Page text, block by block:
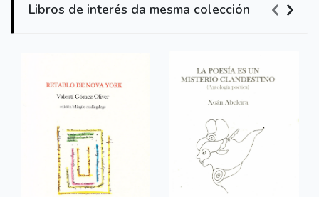
Libros de interés da mesma colección